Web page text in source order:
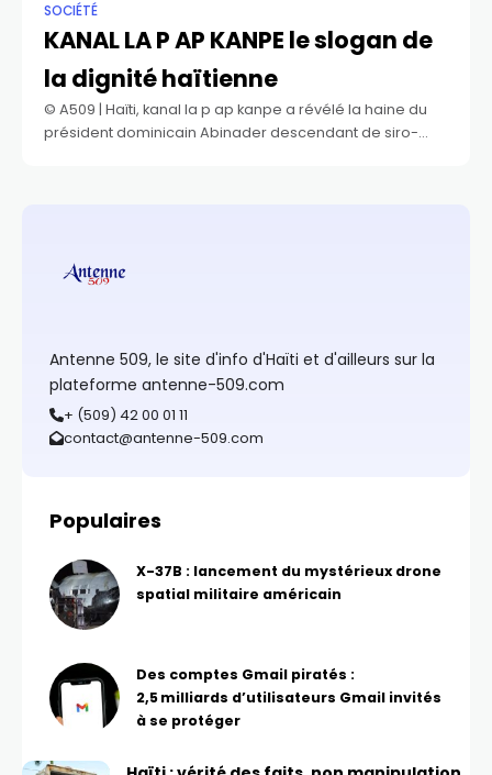
SOCIÉTÉ
KANAL LA P AP KANPE le slogan de
la dignité haïtienne
©️ A509 | Haïti, kanal la p ap kanpe a révélé la haine du
président dominicain Abinader descendant de siro-
Antenne 509, le site d'info d'Haïti et d'ailleurs sur la
plateforme antenne-509.com
+ (509) 42 00 01 11
contact@antenne-509.com
Populaires
X-37B : lancement du mystérieux drone
spatial militaire américain
Des comptes Gmail piratés :
2,5 milliards d’utilisateurs Gmail invités
à se protéger